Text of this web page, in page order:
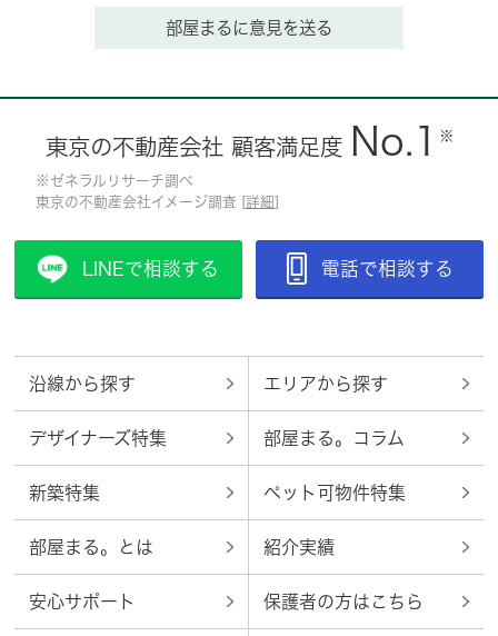
部屋まるに意見を送る
東京の不動産会社 顧客満足度 No.1 ※
※ゼネラルリサーチ調べ
東京の不動産会社イメージ調査 [詳細]
LINEで相談する 電話で相談する
沿線から探す エリアから探す
デザイナーズ特集 部屋まる。コラム
新築特集 ペット可物件特集
部屋まる。とは 紹介実績
安心サポート 保護者の方はこちら